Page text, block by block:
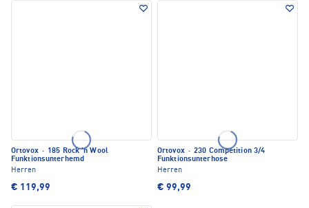
Ortovox · 185 Rock 'n Wool
Funktionsunterhemd
Herren
€ 119,99
Ortovox · 230 Competition 3/4
Funktionsunterhose
Herren
€ 99,99